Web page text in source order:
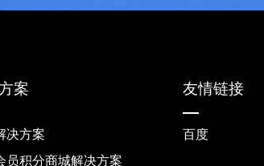
案
决方案
员积分商城解决方案
友情链接
百度